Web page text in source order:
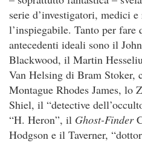
serie d’investigatori, medici
l’inspiegabile. Tanto per fare
antecedenti ideali sono il
Blackwood, il Martin
Van Helsing di Bram Stoker,
Montague Rhodes James, lo
Shiel, il “detective
“H. Heron”, il Ghost-Finder
Hodgson e il Taverner,